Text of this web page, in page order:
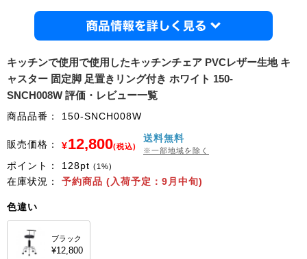
キッチンで使用で使用したキッチンチェア PVCレザー生地 キ
ャスター 固定脚 足置きリング付き ホワイト 150-
SNCH008W 評価・レビュー一覧
商品品番： 150-SNCH008W
販売価格： ¥12,800(税込)
送料無料
※一部地域を除く
ポイント： 128pt (1%)
在庫状況： 予約商品 (入荷予定：9月中旬)
色違い
ブラック
¥12,800